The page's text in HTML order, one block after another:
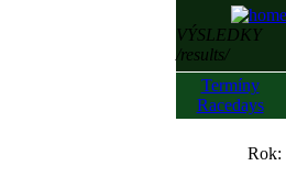
VÝSLEDKY
/results/
Termíny
Racedays
Rok: